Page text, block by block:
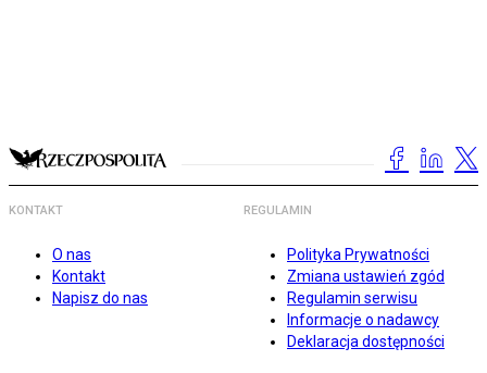
KONTAKT
O nas
Kontakt
Napisz do nas
REGULAMIN
Polityka Prywatności
Zmiana ustawień zgód
Regulamin serwisu
Informacje o nadawcy
Deklaracja dostępności